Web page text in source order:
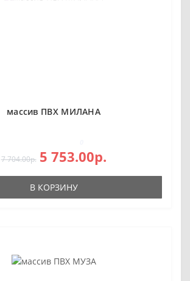
массив ПВХ МИЛАНА
7 704.00р. 5 753.00р.
В КОРЗИНУ